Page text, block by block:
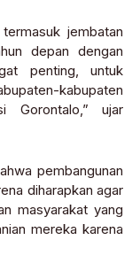
jembatan
depan dengan
penting, untuk
kabupaten
Gorontalo,” ujar
pembangunan
diharapkan agar
masyarakat yang
mereka karena